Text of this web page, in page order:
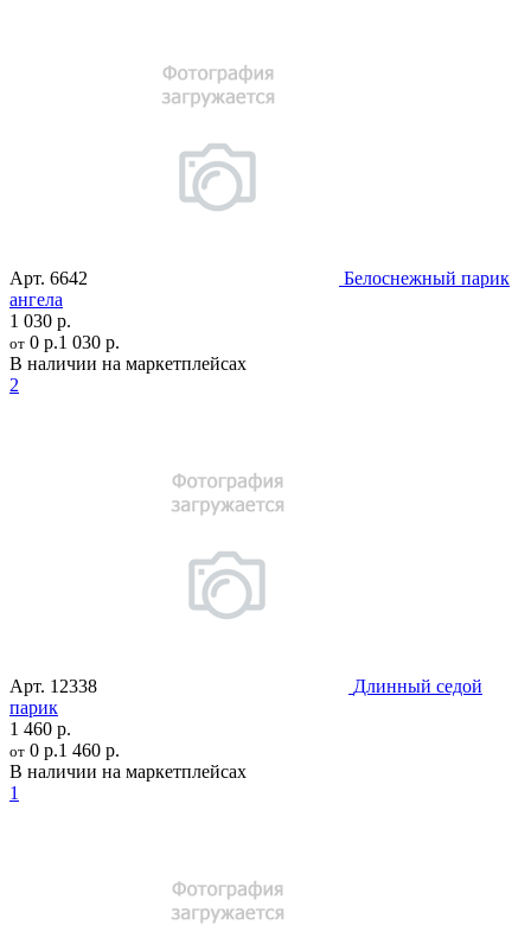
Арт. 6642
Белоснежный парик
ангела
1 030 р.
от 0 р.1 030 р.
В наличии на маркетплейсах
2
Арт. 12338
Длинный седой
парик
1 460 р.
от 0 р.1 460 р.
В наличии на маркетплейсах
1